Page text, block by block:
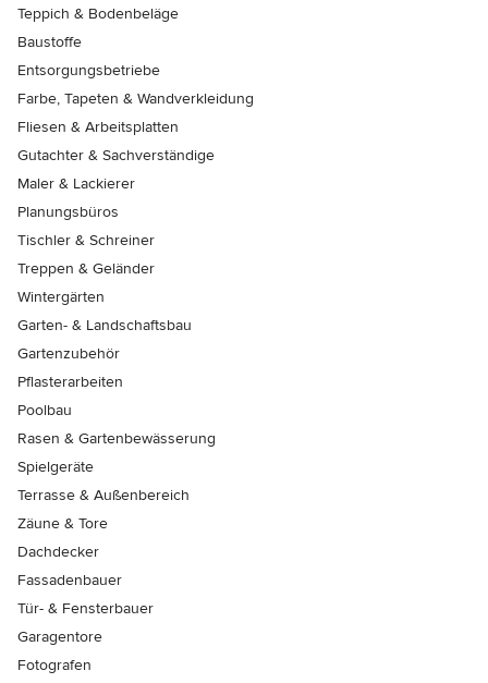
Teppich & Bodenbeläge
Baustoffe
Entsorgungsbetriebe
Farbe, Tapeten & Wandverkleidung
Fliesen & Arbeitsplatten
Gutachter & Sachverständige
Maler & Lackierer
Planungsbüros
Tischler & Schreiner
Treppen & Geländer
Wintergärten
Garten- & Landschaftsbau
Gartenzubehör
Pflasterarbeiten
Poolbau
Rasen & Gartenbewässerung
Spielgeräte
Terrasse & Außenbereich
Zäune & Tore
Dachdecker
Fassadenbauer
Tür- & Fensterbauer
Garagentore
Fotografen